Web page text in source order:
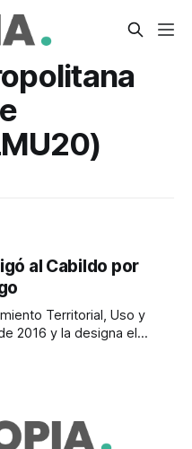
al Cabildo por
Territorial, Uso y
2016 y la designa el